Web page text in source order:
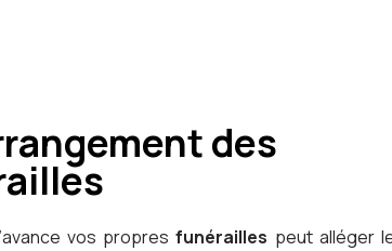
des
vos propresfunérailles peut alléger